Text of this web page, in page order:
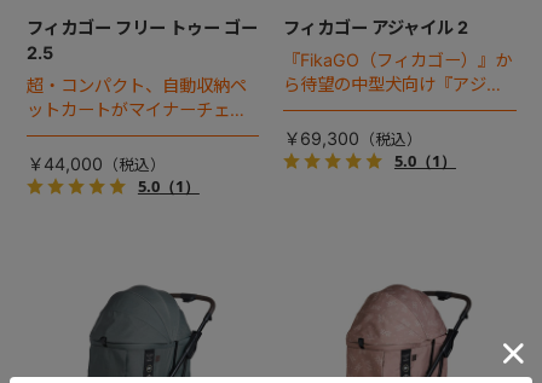
フィカゴー フリー トゥー ゴー
2.5
超・コンパクト、自動収納ペ
ットカートがマイナーチェン
ジ！
￥44,000
5.0（1）
フィカゴー アジャイル 2
『FikaGO（フィカゴー）』か
ら待望の中型犬向け『アジャ
イル２』 登場！耐荷重30kg
で、しかも1秒・自動収納機能
搭載！！
￥69,300
5.0（1）